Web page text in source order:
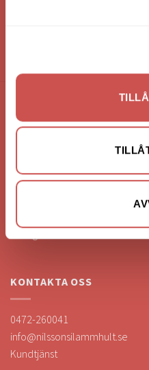
Nilssons Möbler i Lammhult
N. Fabriksgatan 2
363 44 Lammhult
KONTAKTA OSS
0472-260041
info@nilssonsilammhult.se
Kundtjänst